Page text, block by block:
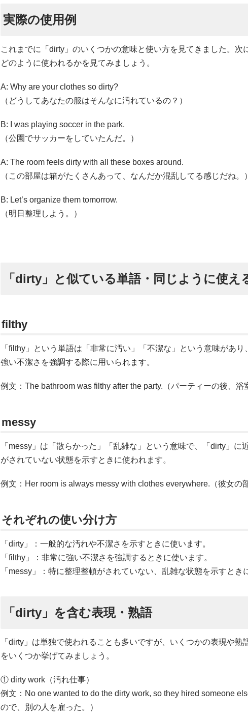
実際の使用例
これまでに「dirty」のいくつかの意味と使い方を見てきました。次
どのように使われるかを見てみましょう。
A: Why are your clothes so dirty?
（どうしてあなたの服はそんなに汚れているの？）
B: I was playing soccer in the park.
（公園でサッカーをしていたんだ。）
A: The room feels dirty with all these boxes around.
（この部屋は箱がたくさんあって、なんだか混乱してる感じだね。）
B: Let’s organize them tomorrow.
（明日整理しよう。）
「dirty」と似ている単語・同じように使え
filthy
「filthy」という単語は「非常に汚い」「不潔な」という意味があ
強い不潔さを強調する際に用いられます。
例文：The bathroom was filthy after the party.（パーティーの後、浴
messy
「messy」は「散らかった」「乱雑な」という意味で、「dirty」
がされていない状態を示すときに使われます。
例文：Her room is always messy with clothes everywhere.（彼女の
それぞれの使い分け方
「dirty」：一般的な汚れや不潔さを示すときに使います。
「filthy」：非常に強い不潔さを強調するときに使います。
「messy」：特に整理整頓がされていない、乱雑な状態を示すとき
「dirty」を含む表現・熟語
「dirty」は単独で使われることも多いですが、いくつかの表現や
をいくつか挙げてみましょう。
① dirty work（汚れ仕事）
例文：No one wanted to do the dirty work, so they hired someone
ので、別の人を雇った。）